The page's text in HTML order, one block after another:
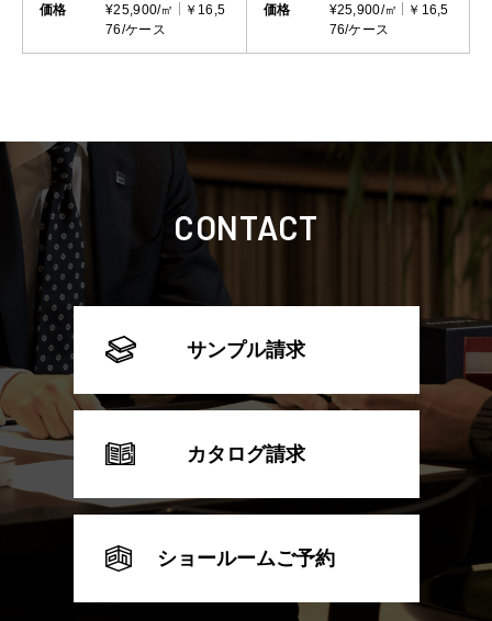
価格
¥25,900/㎡
￥16,5
76/ケース
価格
¥25,900/㎡
￥16,5
76/ケース
CONTACT
サンプル請求
カタログ請求
ショールームご予約